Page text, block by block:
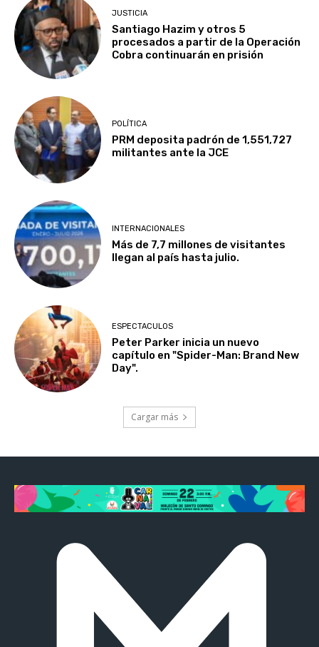
JUSTICIA
Santiago Hazim y otros 5
procesados a partir de la Operación
Cobra continuarán en prisión
POLÍTICA
PRM deposita padrón de 1,551,727
militantes ante la JCE
INTERNACIONALES
Más de 7,7 millones de visitantes
llegan al país hasta julio.
ESPECTACULOS
Peter Parker inicia un nuevo
capítulo en "Spider-Man: Brand New
Day".
Cargar más